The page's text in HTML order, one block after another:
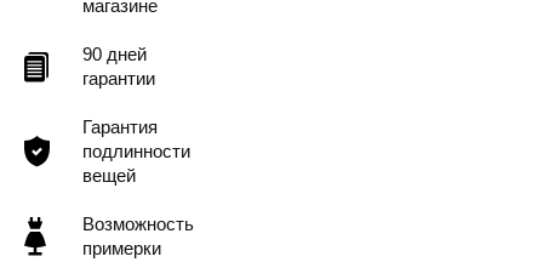
магазине
90 дней
гарантии
Гарантия
подлинности
вещей
Возможность
примерки